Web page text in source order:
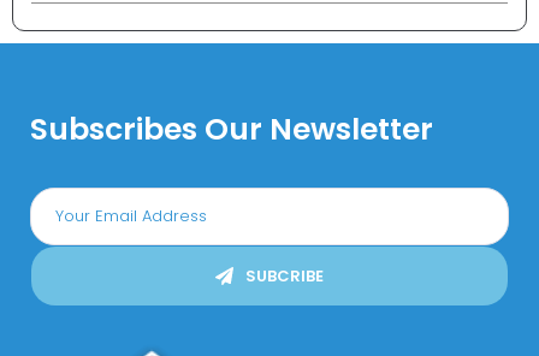
Subscribes Our Newsletter
SUBCRIBE